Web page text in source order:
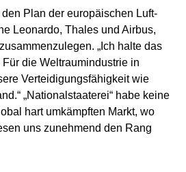
Plan der europäischen Luft-
Leonardo, Thales und Airbus,
„Ich halte das
die Weltraumindustrie in
Verteidigungsfähigkeit wie
„Nationalstaaterei“ habe keine
hart umkämpften Markt, wo
uns zunehmend den Rang